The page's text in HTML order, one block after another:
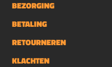
BEZORGING
BETALING
RETOURNEREN
KLACHTEN